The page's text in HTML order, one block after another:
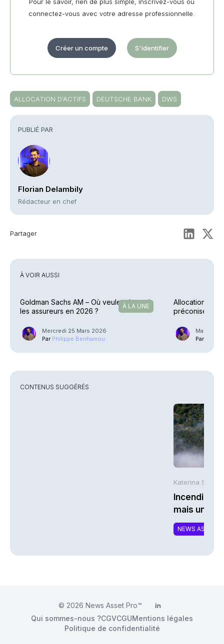
PUBLIÉ PAR
Florian Delambily
Rédacteur en chef
Partager
connectez-vous avec votre adresse professionnelle.
Créer un compte S'identifier
ALLOCATION D'ACTIFS DEUTSCHE BANK DWS
À VOIR AUSSI
À LA UNE
Goldman Sachs AM – Où veulent investir
les assureurs en 2026 ?
Mercredi 25 Mars 2026
Par Philippe Benhamou
Allocation –
préconise des
Mardi 27
Par
CONTENUS SUGGÉRÉS
Katerina
Incendies :
mais une
NEWS
© 2026 News Asset Pro™ LinkedIn
Qui sommes-nous ?CGVCGUMentions légales
Politique de confidentialité